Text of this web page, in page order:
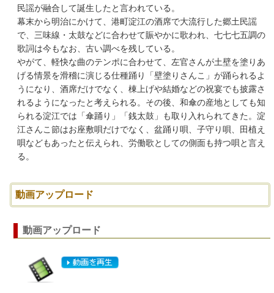
民謡が融合して誕生したと言われている。
幕末から明治にかけて、港町淀江の酒席で大流行した郷土民謡
で、三味線・太鼓などに合わせて賑やかに歌われ、七七七五調の
歌詞は今もなお、古い調べを残している。
やがて、軽快な曲のテンポに合わせて、左官さんが土壁を塗りあ
げる情景を滑稽に演じる仕種踊り「壁塗りさんこ」が踊られるよ
うになり、酒席だけでなく、棟上げや結婚などの祝宴でも披露さ
れるようになったと考えられる。その後、和傘の産地としても知
られる淀江では「傘踊り」「銭太鼓」も取り入れられてきた。淀
江さんこ節はお座敷唄だけでなく、盆踊り唄、子守り唄、田植え
唄などもあったと伝えられ、労働歌としての側面も持つ唄と言え
る。
動画アップロード
動画アップロード